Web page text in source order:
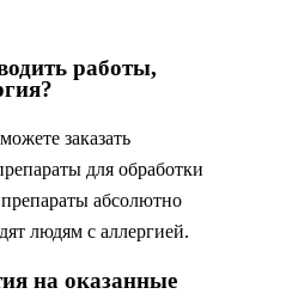
работы,
заказать
для обработки
абсолютно
людям с аллергией.
на оказанные